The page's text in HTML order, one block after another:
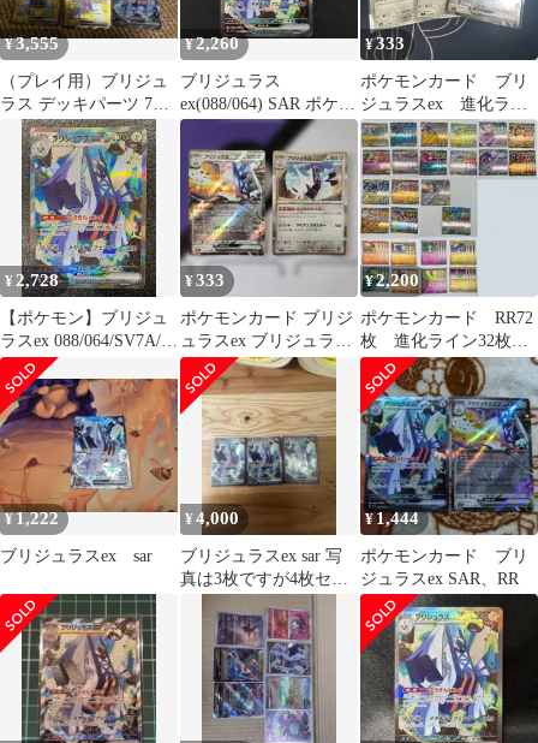
¥3,555
（プレイ用）ブリジュ
ラス デッキパーツ 7枚
高レアリティ
¥2,260
ブリジュラス
ex(088/064) SAR ポケモ
ンカードゲーム
¥333
ポケモンカード ブリ
ジュラスex 進化ライ
ン ブリジュラスexの
みミラー
¥2,728
【ポケモン】ブリジュ
ラスex 088/064/SV7A/B
SAR
¥333
ポケモンカード ブリジ
ュラスex ブリジュラス
2枚セット
¥2,200
ポケモンカード RR72
枚 進化ライン32枚
計104枚 まとめ売りセ
ット
¥1,222
ブリジュラスex sar
¥4,000
ブリジュラスex sar 写
真は3枚ですが4枚セッ
¥1,444
ポケモンカード ブリ
ジュラスex SAR、RR